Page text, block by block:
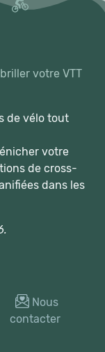
votre VTT
de vélo tout
votre
de cross-
dans les
Nous
contacter